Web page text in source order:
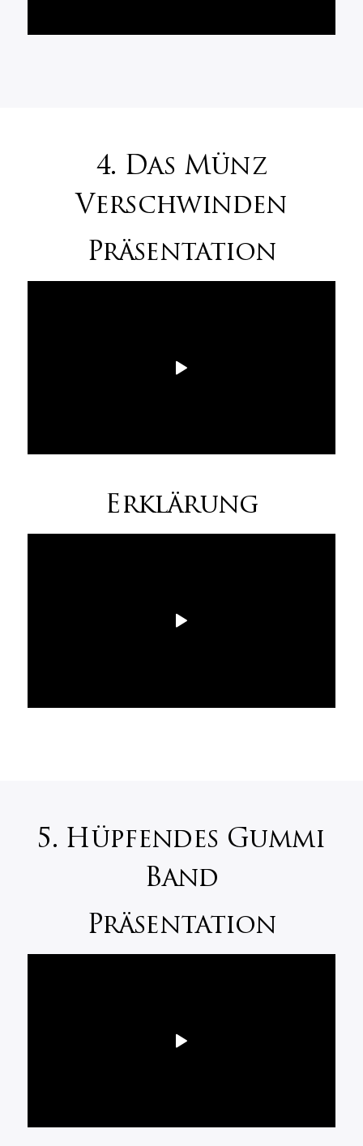
4. Das Münz
Verschwinden
Präsentation
Erklärung
5. Hüpfendes Gummi
Band
Präsentation